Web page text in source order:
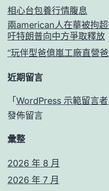
相心台包養行情腹息
兩american人在華被拘
吁特朗普向中方爭取釋放
“玩伴型爸億嵐工廠直營
近期留言
「 WordPress 示範留言者
發佈留言
彙整
2026 年 8 月
2026 年 7 月